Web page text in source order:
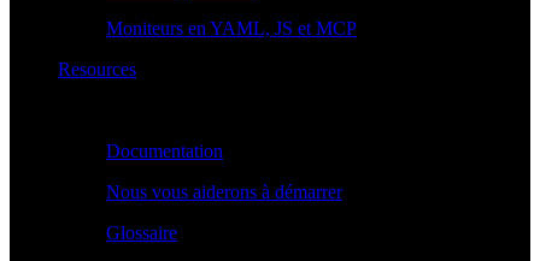
Moniteurs en YAML, JS et MCP
Resources
Documentation
Nous vous aiderons à démarrer
Glossaire